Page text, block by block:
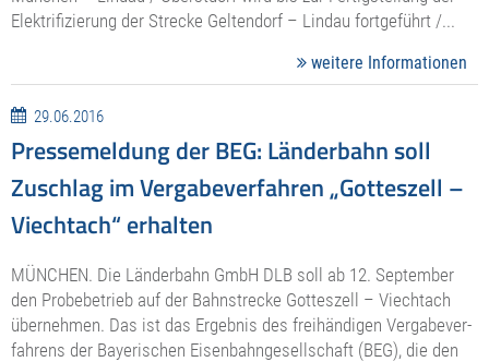
Elektrifizierung der Strecke Geltendorf – Lindau fortgeführt /...
weitere Informationen
29.06.2016
Pressemeldung der BEG: Länderbahn soll
Zuschlag im Verga­be­ver­fahren „Gotteszell –
Viechtach“ erhalten
MÜNCHEN. Die Länderbahn GmbH DLB soll ab 12. September
den Probe­be­trieb auf der Bahnstrecke Gotteszell – Viechtach
übernehmen. Das ist das Ergebnis des freihän­digen Verga­be­ver­
fahrens der Bayeri­schen Eisen­bahn­ge­sell­schaft (BEG), die den